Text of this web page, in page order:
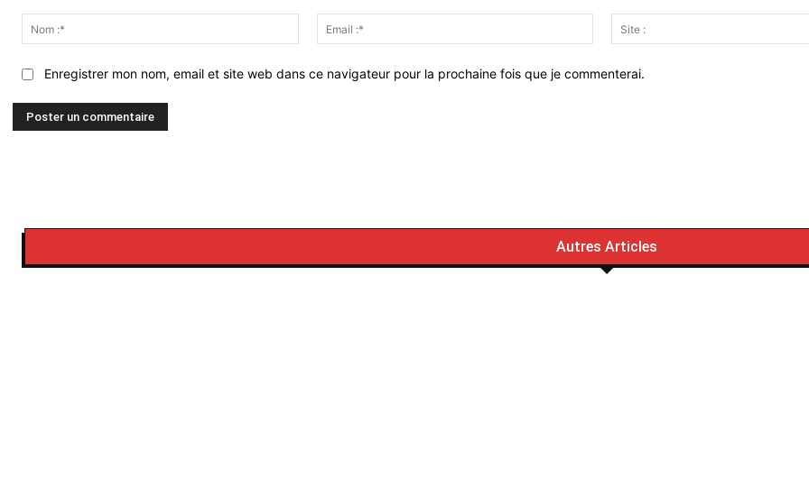
:*
Email
:*
Enregistrer mon nom, email et site web dans ce navigateur pour la prochaine fois que je commenterai.
Autres Articles